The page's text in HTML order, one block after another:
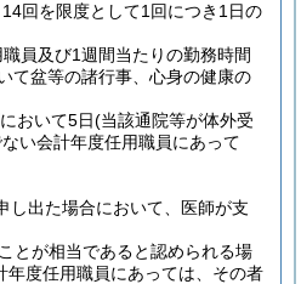
回を限度として1回につき1日の
員及び1週間当たりの勤務時間
て盆等の諸行事、心身の健康の
おいて5日(当該通院等が体外受
い会計年度任用職員にあって
し出た場合において、医師が支
とが相当であると認められる場
度任用職員にあっては、その者